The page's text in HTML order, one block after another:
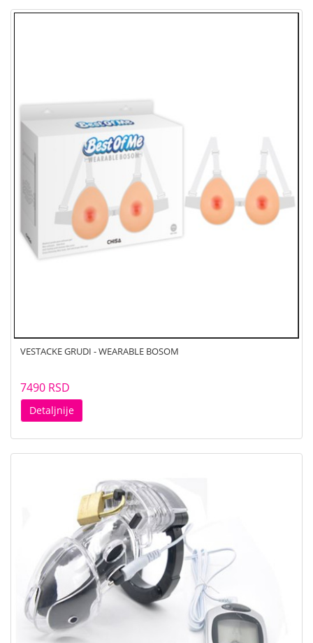
VESTACKE GRUDI - WEARABLE BOSOM
7490 RSD
Detaljnije